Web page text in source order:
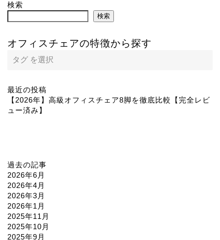
検索
検索
オフィスチェアの特徴から探す
最近の投稿
【2026年】高級オフィスチェア8脚を徹底比較【完全レビ
ュー済み】
過去の記事
2026年6月
2026年4月
2026年3月
2026年1月
2025年11月
2025年10月
2025年9月